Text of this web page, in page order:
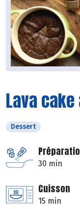
Lava
Dessert
30 min
Cuisson
15 min